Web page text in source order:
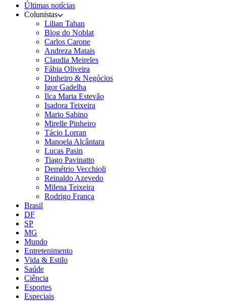
Últimas notícias
Colunistas
Lilian Tahan
Blog do Noblat
Carlos Carone
Andreza Matais
Claudia Meireles
Fábia Oliveira
Dinheiro & Negócios
Igor Gadelha
Ilca Maria Estevão
Isadora Teixeira
Mario Sabino
Mirelle Pinheiro
Tácio Lorran
Manoela Alcântara
Lucas Pasin
Tiago Pavinatto
Demétrio Vecchioli
Reinaldo Azevedo
Milena Teixeira
Rodrigo França
Brasil
DF
SP
MG
Mundo
Entretenimento
Vida & Estilo
Saúde
Ciência
Esportes
Especiais